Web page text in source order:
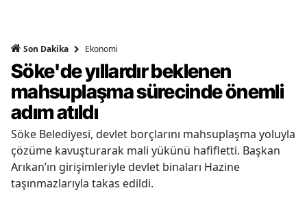
Son Dakika Ekonomi
Söke'de yıllardır beklenen
mahsuplaşma sürecinde önemli
adım atıldı
Söke Belediyesi, devlet borçlarını mahsuplaşma yoluyla
çözüme kavuşturarak mali yükünü hafifletti. Başkan
Arıkan’ın girişimleriyle devlet binaları Hazine
taşınmazlarıyla takas edildi.